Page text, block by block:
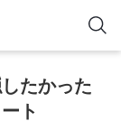
たかった
ト